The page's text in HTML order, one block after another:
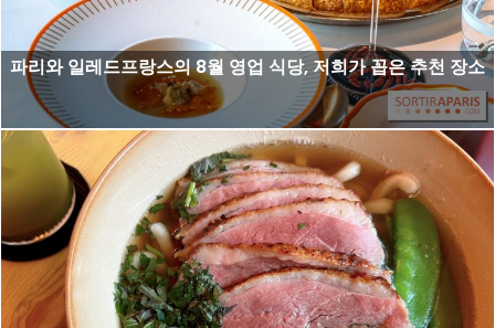
파리와 일레드프랑스의 8월 영업 식당, 저희가 꼽은 추천 장소